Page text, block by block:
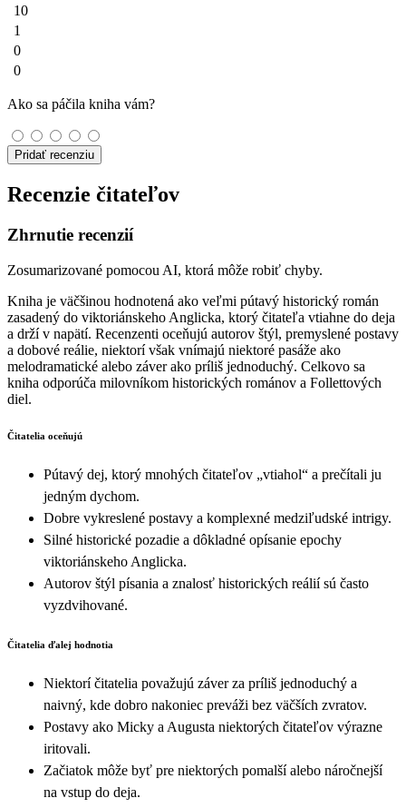
10
1
0
0
Ako sa páčila kniha vám?
Pridať recenziu
Recenzie čitateľov
Zhrnutie recenzií
Zosumarizované pomocou AI, ktorá môže robiť chyby.
Kniha je väčšinou hodnotená ako veľmi pútavý historický román
zasadený do viktoriánskeho Anglicka, ktorý čitateľa vtiahne do deja
a drží v napätí. Recenzenti oceňujú autorov štýl, premyslené postavy
a dobové reálie, niektorí však vnímajú niektoré pasáže ako
melodramatické alebo záver ako príliš jednoduchý. Celkovo sa
kniha odporúča milovníkom historických románov a Follettových
diel.
Čitatelia oceňujú
Pútavý dej, ktorý mnohých čitateľov „vtiahol“ a prečítali ju
jedným dychom.
Dobre vykreslené postavy a komplexné medziľudské intrigy.
Silné historické pozadie a dôkladné opísanie epochy
viktoriánskeho Anglicka.
Autorov štýl písania a znalosť historických reálií sú často
vyzdvihované.
Čitatelia ďalej hodnotia
Niektorí čitatelia považujú záver za príliš jednoduchý a
naivný, kde dobro nakoniec preváži bez väčších zvratov.
Postavy ako Micky a Augusta niektorých čitateľov výrazne
iritovali.
Začiatok môže byť pre niektorých pomalší alebo náročnejší
na vstup do deja.